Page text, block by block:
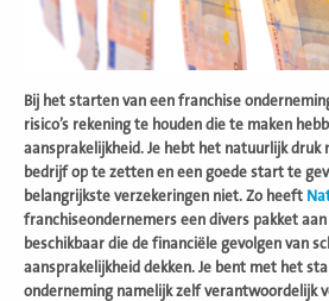
Bij het starten van een franchise
risico’s rekening te houden die te maken
aansprakelijkheid. Je hebt het natuurlijk druk
bedrijf op te zetten en een goede start te
belangrijkste verzekeringen niet. Zo heeft
franchiseondernemers een divers pakket
beschikbaar die de financiële gevolgen van
aansprakelijkheid dekken. Je bent met het
onderneming namelijk zelf verantwoordelijk